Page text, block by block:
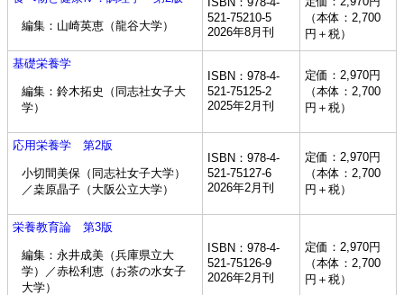
編集：山崎英恵（龍谷大学）
521-75210-5
2026年8月刊
（本体：2,700
円＋税）
基礎栄養学
編集：鈴木拓史（同志社女子大
学）
ISBN：978-4-
521-75125-2
2025年2月刊
定価：2,970円
（本体：2,700
円＋税）
応用栄養学 第2版
小切間美保（同志社女子大学）
／桒原晶子（大阪公立大学）
ISBN：978-4-
521-75127-6
2026年2月刊
定価：2,970円
（本体：2,700
円＋税）
栄養教育論 第3版
編集：永井成美（兵庫県立大
学）／赤松利恵（お茶の水女子
大学）
ISBN：978-4-
521-75126-9
2026年2月刊
定価：2,970円
（本体：2,700
円＋税）